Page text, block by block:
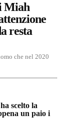
Miah
resta
che nel 2020
scelto la
un paio i